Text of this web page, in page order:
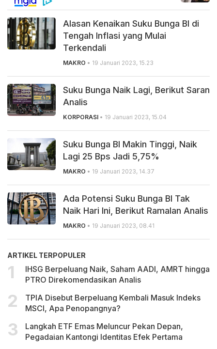
Alasan Kenaikan Suku Bunga BI di
Tengah Inflasi yang Mulai
Terkendali
MAKRO • 19 Januari 2023, 15.23
Suku Bunga Naik Lagi, Berikut Saran
Analis
KORPORASI • 19 Januari 2023, 15.04
Suku Bunga BI Makin Tinggi, Naik
Lagi 25 Bps Jadi 5,75%
MAKRO • 19 Januari 2023, 14.37
Ada Potensi Suku Bunga BI Tak
Naik Hari Ini, Berikut Ramalan Analis
MAKRO • 19 Januari 2023, 08.41
ARTIKEL TERPOPULER
IHSG Berpeluang Naik, Saham AADI, AMRT hingga
PTRO Direkomendasikan Analis
TPIA Disebut Berpeluang Kembali Masuk Indeks
MSCI, Apa Penopangnya?
Langkah ETF Emas Meluncur Pekan Depan,
Pegadaian Kantongi Identitas Efek Pertama